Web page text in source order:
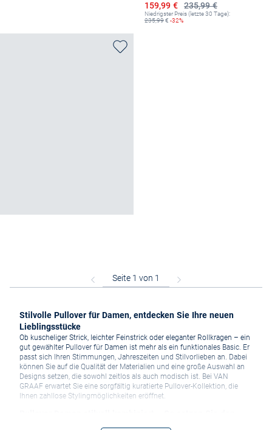
235,99 €
Ermäßigter Preis
159,99 €
Niedrigster Preis (letzte 30 Tage):
235,99€ -32%
Stilvolle Pullover für Damen, entdecken Sie Ihre neuen
Lieblingsstücke
Ob kuscheliger Strick, leichter Feinstrick oder eleganter Rollkragen – ein
gut gewählter Pullover für Damen ist mehr als ein funktionales Basic. Er
passt sich Ihren Stimmungen, Jahreszeiten und Stilvorlieben an. Dabei
können Sie auf die Qualität der Materialien und eine große Auswahl an
Designs setzen, die sowohl zeitlos als auch modisch ist. Bei VAN
GRAAF erwartet Sie eine sorgfältig kuratierte Pullover-Kollektion, die
Ihnen zahllose Stylingmöglichkeiten eröffnet.